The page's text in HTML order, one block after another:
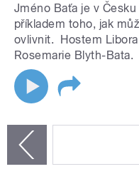
Jméno Baťa je v
příkladem toho, jak
ovlivnit. Hostem
Rosemarie Blyth-Bata.